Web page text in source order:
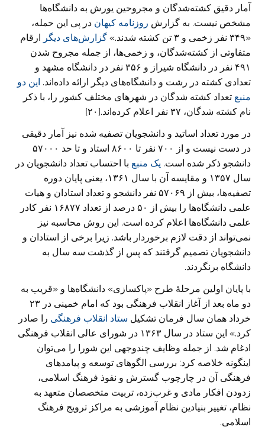
آمار دقیق کشته‌شدگان و مجروحین یورش به دانشگاه‌ها
مشخص نیست. به گزارش روزنامه کیهان در پی این حمله،
«۳۴۹ نفر زخمی و ۳ تن کشته شدند.»
گزارش‌های دیگر ارقام
متفاوتی از کشته‌شدگان، و زخمی‌ها، از جمله مجروح شدن
۴۹۱ نفر در دانشگاه شیراز و ۳۵۶ نفر در دانشگاه مشهد و
تعدادی کشته در رشت و دانشگاه‌های دیگر ارائه داده‌اند. این دو
منبع تعداد کشته شدگان در شهرهای مختلف کشور را، با ذکر
نام کشته شدگان، ۳۷ نفر اعلام کرده‌اند.[۲۰]
در مورد تعداد اساتید و دانشجویان تصفیه شده نیز آمار دقیقی
در دست نیست و از ۷۰۰ نفر تا ۸۶۰۰ استاد و تا حد ۵۷۰۰۰
دانشجو ذکر شده است. یک منبع با احتساب تعداد دانشجویان در
سال ۱۳۵۷ و مقایسه آن با سال ۱۳۶۱، یعنی پایان دوره
تصفیه‌ها، بیش از ۵۷۰۶۹ نفر دانشجو و تعداد استادان و هیات
علمی دانشگاه‌ها را بیش از ۵۰ درصد از تعداد ۱۶۸۷۷ نفر کادر
علمی دانشگاه‌ها اعلام کرده است. این روش محاسبه نیز
نمی‌تواند از دقت لازم برخوردار باشد. زیرا برخی از استادان و
دانشجویان تصمیم گرفتند که پس از گذشت سه سال به
دانشگاه برنگردند.
با پایان اولین مرحلۀ طرح «پاکسازی» دانشگاه‌ها و «قریب به
دو ماه بعد از آغاز انقلاب فرهنگی بود که امام خمینی در ۲۳
خرداد‌‌ همان سال فرمان تشکیل ستاد انقلاب فرهنگی را صادر
کرد.» این ستاد در سال ۱۳۶۳ در شورای عالی انقلاب فرهنگی
ادغام شد. از جمله وظایف چندوجهی این شورا را می‌توان
اینگونه خلاصه کرد: بررسی الگوهای توسعه و پیامدهای
فرهنگی آن در چارچوب گسترش و نفوذ فرهنگ اسلامی،
زدودن افکار مادی و غرب‌زده، تربیت متخصصان متعهد به
نظام، تغییر بنیادین نظام آموزشی به مراکز ترویج فرهنگ
اسلامی.